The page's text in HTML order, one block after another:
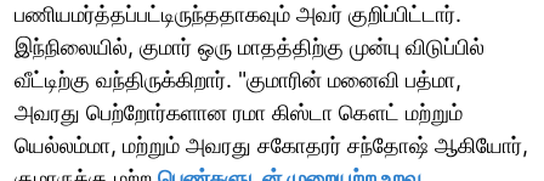
பணியமர்த்தப்பட்டிருந்ததாகவும் அவர் குறிப்பிட்டார்.
இந்நிலையில், குமார் ஒரு மாதத்திற்கு முன்பு விடுப்பில்
வீட்டிற்கு வந்திருக்கிறார். "குமாரின் மனைவி பத்மா,
அவரது பெற்றோர்களான ரமா கிஸ்டா கௌட் மற்றும்
யெல்லம்மா, மற்றும் அவரது சகோதரர் சந்தோஷ் ஆகியோர்,